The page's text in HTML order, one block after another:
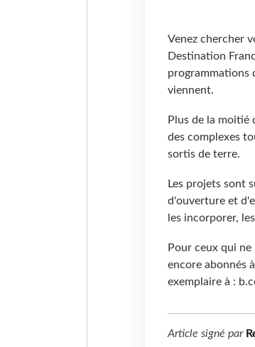
Venez chercher
Destination
programmations
viennent.
Plus de la moitié
des complexes
sortis de terre.
Les projets sont
d'ouverture et
les incorporer,
Pour ceux qui
encore abonnés
exemplaire à :
Article signé par